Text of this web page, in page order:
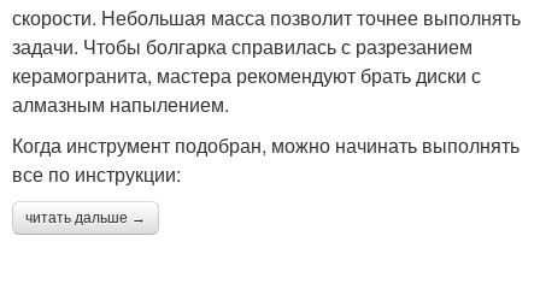
скорости. Небольшая масса позволит точнее выполнять
задачи. Чтобы болгарка справилась с разрезанием
керамогранита, мастера рекомендуют брать диски с
алмазным напылением.
Когда инструмент подобран, можно начинать выполнять
все по инструкции:
читать дальше →